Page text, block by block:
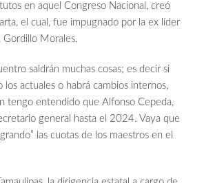
en aquel Congreso Nacional, creó
el cual, fue impugnado por la ex líder
Gordillo Morales.
saldrán muchas cosas; es decir si
los actuales o habrá cambios internos,
tengo entendido que Alfonso Cepeda,
general hasta el 2024. Vaya que
las cuotas de los maestros en el